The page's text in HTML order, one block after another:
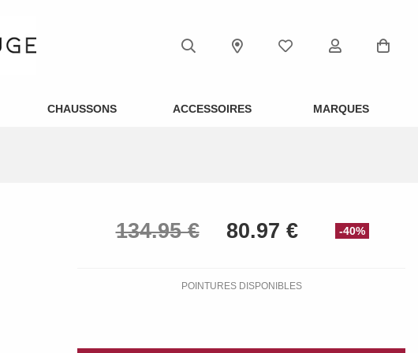
CHAUSSONS ACCESSOIRES MARQUES
-40%
POINTURES DISPONIBLES